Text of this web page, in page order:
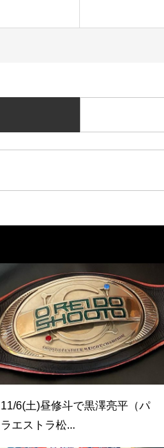
11/6(土)昼修斗で黒澤亮平（パ
ラエストラ松...